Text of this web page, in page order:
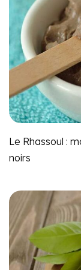
Le Rhassoul :
noirs